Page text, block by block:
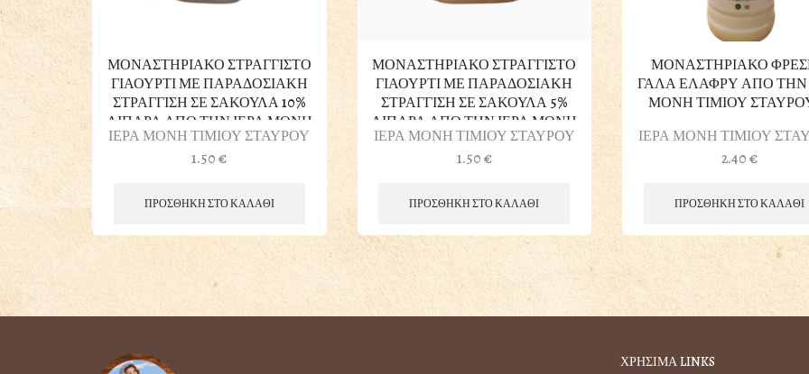
ΜΟΝΑΣΤΗΡΙΑΚΟ ΣΤΡΑΓΓΙΣΤΟ
ΓΙΑΟΥΡΤΙ ΜΕ ΠΑΡΑΔΟΣΙΑΚΗ
ΣΤΡΑΓΓΙΣΗ ΣΕ ΣΑΚΟΥΛΑ 10%
ΛΙΠΑΡΑ ΑΠΟ ΤΗΝ ΙΕΡΑ ΜΟΝΗ
ΤΙΜΙΟΥ ΣΤΑΥΡΟΥ ΣΤΗΝ
ΚΟΡΙΝΘΟ 200gr
ΙΕΡΑ ΜΟΝΗ ΤΙΜΙΟΥ ΣΤΑΥΡΟΥ
1.50€
ΠΡΟΣΘΗΚΗ ΣΤΟ ΚΑΛΑΘΙ
ΜΟΝΑΣΤΗΡΙΑΚΟ ΣΤΡΑΓΓΙΣΤΟ
ΓΙΑΟΥΡΤΙ ΜΕ ΠΑΡΑΔΟΣΙΑΚΗ
ΣΤΡΑΓΓΙΣΗ ΣΕ ΣΑΚΟΥΛΑ 5%
ΛΙΠΑΡΑ ΑΠΟ ΤΗΝ ΙΕΡΑ ΜΟΝΗ
ΤΙΜΙΟΥ ΣΤΑΥΡΟΥ ΣΤΗΝ
ΚΟΡΙΝΘΟ 200gr
ΙΕΡΑ ΜΟΝΗ ΤΙΜΙΟΥ ΣΤΑΥΡΟΥ
1.50€
ΠΡΟΣΘΗΚΗ ΣΤΟ ΚΑΛΑΘΙ
ΜΟΝΑΣΤΗΡΙΑΚΟ
ΓΑΛΑ ΕΛΑΦΡΥ ΑΠΟ ΤΗΝ
ΜΟΝΗ ΤΙΜΙΟΥ
ΙΕΡΑ ΜΟΝΗ ΤΙΜΙΟΥ
2.40€
ΠΡΟΣΘΗΚΗ ΣΤΟ ΚΑΛΑΘΙ
ΧΡΗΣΙΜΑ LINKS